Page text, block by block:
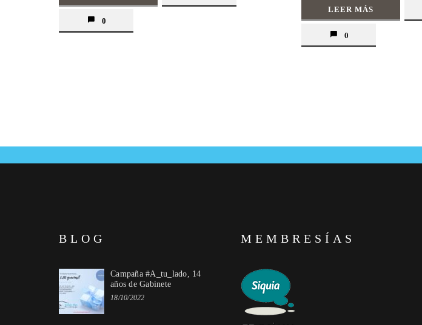
0
LEER MÁS
0
BLOG
Campaña #A_tu_lado, 14
años de Gabinete
18/10/2022
MEMBRESÍAS